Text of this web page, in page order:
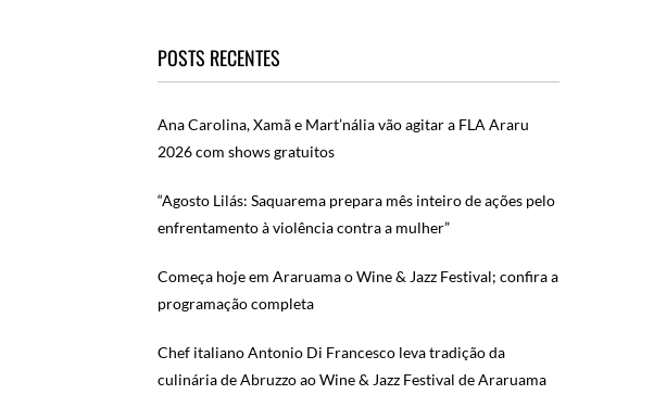
POSTS RECENTES
Ana Carolina, Xamã e Mart’nália vão agitar a FLA Araru
2026 com shows gratuitos
“Agosto Lilás: Saquarema prepara mês inteiro de ações pelo
enfrentamento à violência contra a mulher”
Começa hoje em Araruama o Wine & Jazz Festival; confira a
programação completa
Chef italiano Antonio Di Francesco leva tradição da
culinária de Abruzzo ao Wine & Jazz Festival de Araruama